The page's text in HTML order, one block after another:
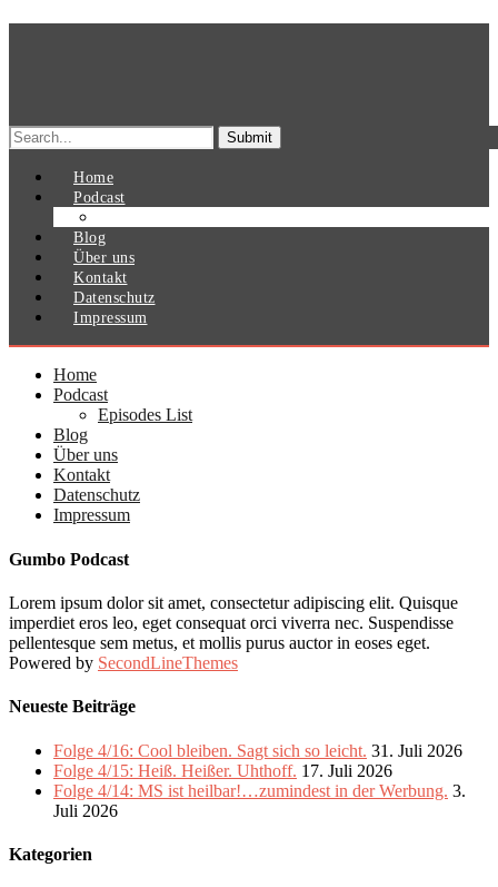
Search
for:
Home
Podcast
Blog
Über uns
Kontakt
Datenschutz
Impressum
Home
Podcast
Episodes List
Blog
Über uns
Kontakt
Datenschutz
Impressum
Gumbo Podcast
Lorem ipsum dolor sit amet, consectetur adipiscing elit. Quisque
imperdiet eros leo, eget consequat orci viverra nec. Suspendisse
pellentesque sem metus, et mollis purus auctor in eoses eget.
Powered by SecondLineThemes
Neueste Beiträge
Folge 4/16: Cool bleiben. Sagt sich so leicht. 31. Juli 2026
Folge 4/15: Heiß. Heißer. Uhthoff. 17. Juli 2026
Folge 4/14: MS ist heilbar!…zumindest in der Werbung. 3.
Juli 2026
Kategorien